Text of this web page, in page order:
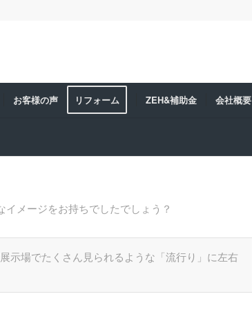
お客様の声 リフォーム ZEH&補助金 会社概要
メージをお持ちでしたでしょう？
示場でたくさん見られるような「流行り」に左右